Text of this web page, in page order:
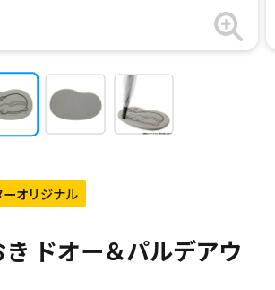
オリジナル
ドオー＆パルデアウ